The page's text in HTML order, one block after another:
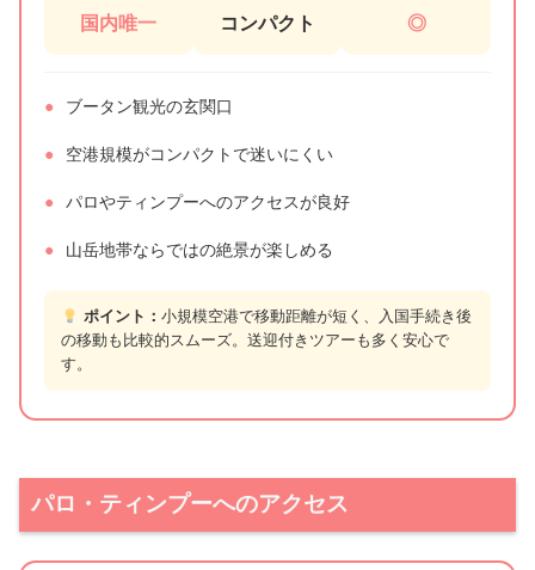
国内唯一 コンパクト ◎
● ブータン観光の玄関口
● 空港規模がコンパクトで迷いにくい
● パロやティンプーへのアクセスが良好
● 山岳地帯ならではの絶景が楽しめる
ポイント： 小規模空港で移動距離が短く、入国手続き後
の移動も比較的スムーズ。送迎付きツアーも多く安心で
す。
パロ・ティンプーへのアクセス